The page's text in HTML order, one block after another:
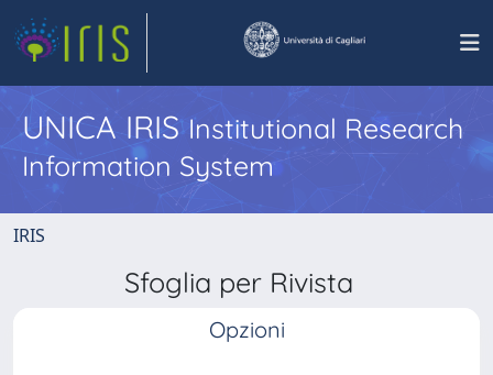
UNICA IRISInstitutional Research
Information System
IRIS
Sfoglia per Rivista
Opzioni